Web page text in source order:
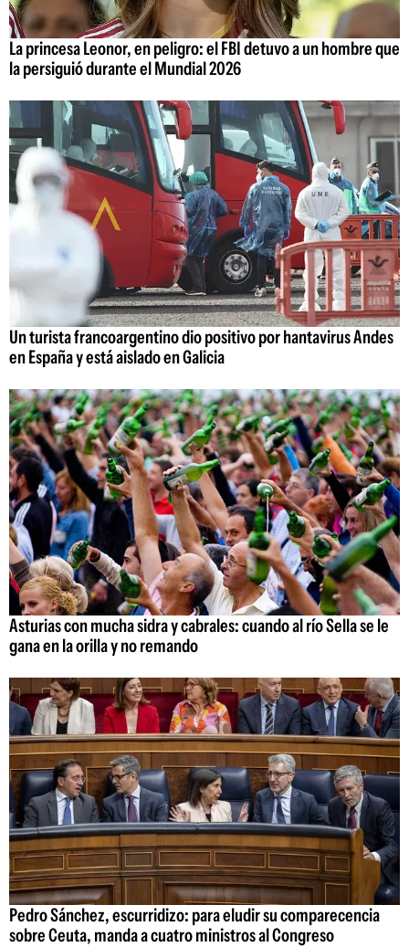
La princesa Leonor, en peligro: el FBI detuvo a un hombre que
la persiguió durante el Mundial 2026
Un turista francoargentino dio positivo por hantavirus Andes
en España y está aislado en Galicia
Asturias con mucha sidra y cabrales: cuando al río Sella se le
gana en la orilla y no remando
Pedro Sánchez, escurridizo: para eludir su comparecencia
sobre Ceuta, manda a cuatro ministros al Congreso